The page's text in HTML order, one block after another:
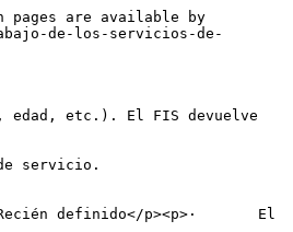
pages are available by
de-los-servicios-de-
edad, etc.). El FIS devuelve
servicio.
definido</p><p>·       El